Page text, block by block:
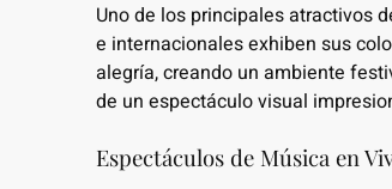
Uno de los principales atractivos
e internacionales exhiben sus
alegría, creando un ambiente
de un espectáculo visual
Espectáculos de Música en